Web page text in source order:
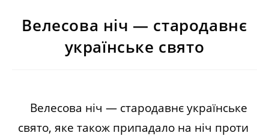
Велесова ніч — стародавнє
українське свято
Велесова ніч — стародавнє українське
свято, яке також припадало на ніч проти